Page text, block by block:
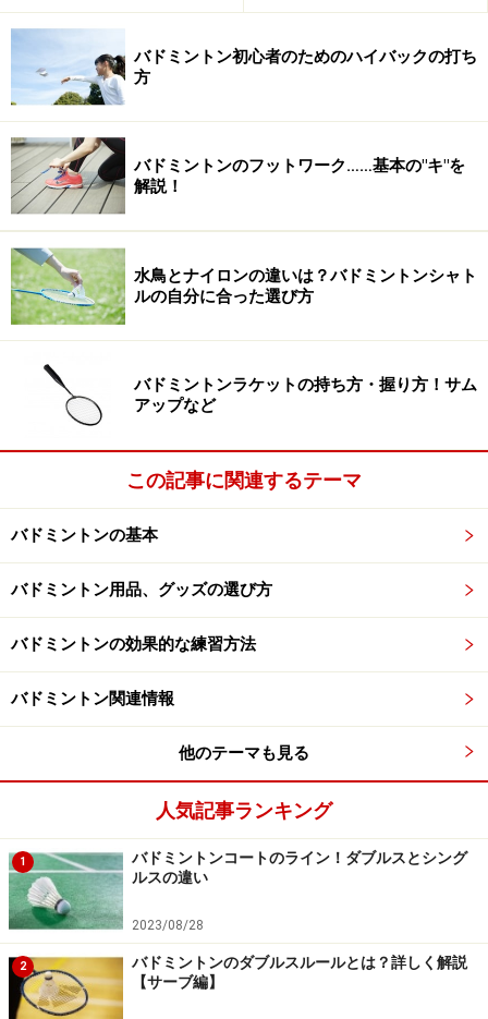
なければ総額20,000円くらいである程度のものは揃えら
れるでしょう。もちろん、まずはお試しだから価格重視
で。というのであれば費用はもっと抑えられますよ。
バトミントンの最初の練習方法は？
さあ道具は揃えた。次はなにから始めるのか。「少なく
とも打ちたいところに球を打てるようになる」という目
標の方は、まずは素振りから始めるといいでしょう。一
にも二にも素振りです。間違った打ち方の癖がついてし
指導者について教えて貰った方が、早くて確実だと思い
ますが、書籍もたくさん出ていますので、それらを見な
がらでも大丈夫です。
バドミントンは手首、肘、肩の回転運動と、体重移動が
キモですから、それらを意識して素振りをしてくださ
い。使用頻度が高いバックハンド、オーバーストローク
の素振りは特に大切です。
シャトルを使った練習はフォームが固まってからするの
が良いでしょう。とはいえ、素振りばかりもやってられ
ないので、素振りの延長でシャトルを使う練習はアリだ
と思います。
チームに入れば練習の幅も増えて、良いこ
とばかり
日本にも規模の大小はありますが、無数のバドミントン
チームがあります。もちろん新規（ビジター）を受け付
けているところやそうでないところがあり、その中でも
バドミントン初心者のためのハイバックの打ち
方
バドミントンのフットワーク……基本の"キ"を
解説！
水鳥とナイロンの違いは？バドミントンシャト
ルの自分に合った選び方
バドミントンラケットの持ち方・握り方！サム
アップなど
この記事に関連するテーマ
バドミントンの基本
バドミントン用品、グッズの選び方
バドミントンの効果的な練習方法
バドミントン関連情報
他のテーマも見る
人気記事ランキング
1
バドミントンコートのライン！ダブルスとシング
ルスの違い
2023/08/28
2
バドミントンのダブルスルールとは？詳しく解説
【サーブ編】